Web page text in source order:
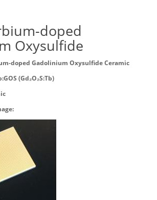
doped
Oxysulfide
doped Gadolinium Oxysulfide Ceramic
(Gd₂O₂S:Tb)